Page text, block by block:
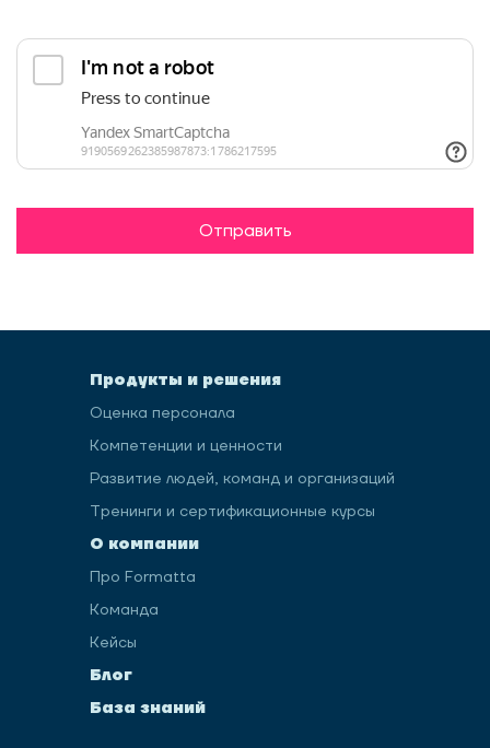
Отправить
Продукты и решения
Оценка персонала
Компетенции и ценности
Развитие людей, команд и организаций
Тренинги и сертификационные курсы
О компании
Про Formatta
Команда
Кейсы
Блог
База знаний